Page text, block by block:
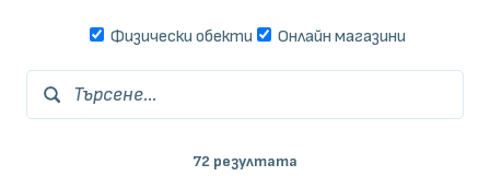
Физически обекти Онлайн магазини
Търсене...
72 резултата